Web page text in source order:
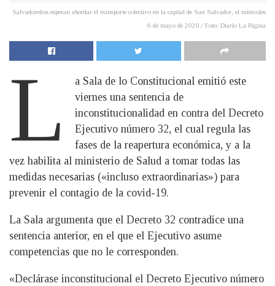
Salvadoreños esperan abordar el transporte colectivo en la capital de San Salvador, el miércoles
6 de mayo de 2020./ Foto: Diario La Página
L
a Sala de lo Constitucional emitió este
viernes una sentencia de
inconstitucionalidad en contra del Decreto
Ejecutivo número 32, el cual regula las
fases de la reapertura económica, y a la
vez habilita al ministerio de Salud a tomar todas las
medidas necesarias («incluso extraordinarias») para
prevenir el contagio de la covid-19.
La Sala argumenta que el Decreto 32 contradice una
sentencia anterior, en el que el Ejecutivo asume
competencias que no le corresponden.
«Declárase inconstitucional el Decreto Ejecutivo número